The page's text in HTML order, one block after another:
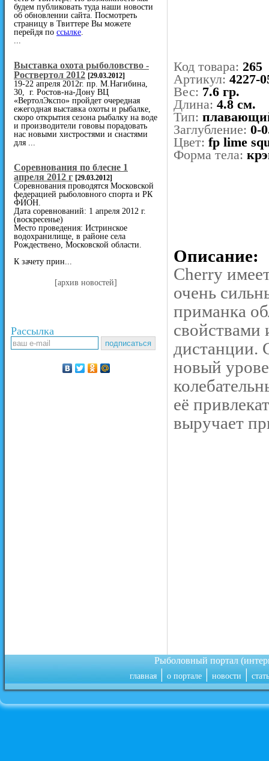
будем публиковать туда наши новости
об обновлении сайта. Посмотреть
страницу в Твиттере Вы можете
перейдя по ссылке
Выставка охота рыболовство -
Роствертол 2012 [29.03.2012]
19-22 апреля 2012г. пр. М.Нагибина,
30, г. Ростов-на-Дону ВЦ
«ВертолЭкспо» пройдет очередная
ежегодная выставка охоты и рыбалке,
скоро открытия сезона рыбалку на воде
и производители гововы порадовать
нас новыми хистростями и снастями
для ...
Cоревнования по блесне 1
апреля 2012 г [29.03.2012]
Соревнования проводятся Московской
федерацией рыболовного спорта и РК
ФИОН.
Дата соревнований: 1 апреля 2012 г.
(воскресенье)
Место проведения: Истринское
водохранилище, в районе села
Рождествено, Московской области.
К зачету прин...
[архив новостей]
Рассылка
Код товара: 265
Артикул: 4227-
Вес: 7.6 гр.
Длина: 4.8 см.
Тип:
Заглубление: 0-
Цвет: fp lime
Форма тела:
Описание:
Cherry
очень
приманка
свойствами
дистанции.
новый
её
выручает
Рыболовный портал
главная|о портале|новости|